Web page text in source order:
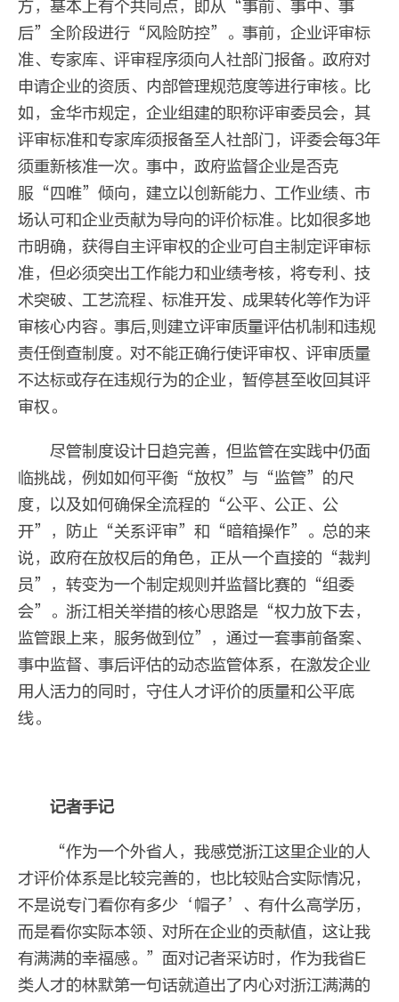
方，基本上有个共同点，即从“事前、事中、事
后”全阶段进行“风险防控”。事前，企业评审标
准、专家库、评审程序须向人社部门报备。政府对
申请企业的资质、内部管理规范度等进行审核。比
如，金华市规定，企业组建的职称评审委员会，其
评审标准和专家库须报备至人社部门，评委会每3年
须重新核准一次。事中，政府监督企业是否克
服“四唯”倾向，建立以创新能力、工作业绩、市
场认可和企业贡献为导向的评价标准。比如很多地
市明确，获得自主评审权的企业可自主制定评审标
准，但必须突出工作能力和业绩考核，将专利、技
术突破、工艺流程、标准开发、成果转化等作为评
审核心内容。事后,则建立评审质量评估机制和违规
责任倒查制度。对不能正确行使评审权、评审质量
不达标或存在违规行为的企业，暂停甚至收回其评
审权。
尽管制度设计日趋完善，但监管在实践中仍面
临挑战，例如如何平衡“放权”与“监管”的尺
度，以及如何确保全流程的“公平、公正、公
开”，防止“关系评审”和“暗箱操作”。总的来
说，政府在放权后的角色，正从一个直接的“裁判
员”，转变为一个制定规则并监督比赛的“组委
会”。浙江相关举措的核心思路是“权力放下去，
监管跟上来，服务做到位”，通过一套事前备案、
事中监督、事后评估的动态监管体系，在激发企业
用人活力的同时，守住人才评价的质量和公平底
线。
记者手记
“作为一个外省人，我感觉浙江这里企业的人
才评价体系是比较完善的，也比较贴合实际情况，
不是说专门看你有多少‘帽子’、有什么高学历，
而是看你实际本领、对所在企业的贡献值，这让我
有满满的幸福感。”面对记者采访时，作为我省E
类人才的林默第一句话就道出了内心对浙江满满的